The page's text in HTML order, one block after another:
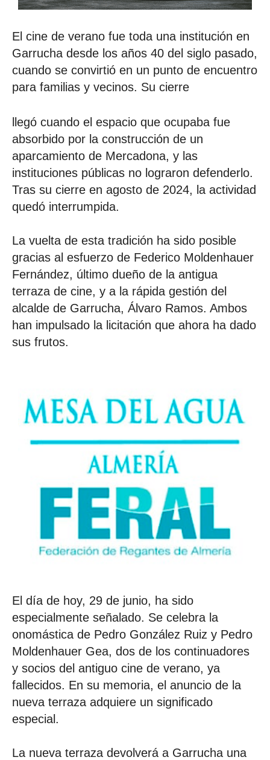
El cine de verano fue toda una institución en
Garrucha desde los años 40 del siglo pasado,
cuando se convirtió en un punto de encuentro
para familias y vecinos. Su cierre
llegó cuando el espacio que ocupaba fue
absorbido por la construcción de un
aparcamiento de Mercadona, y las
instituciones públicas no lograron defenderlo.
Tras su cierre en agosto de 2024, la actividad
quedó interrumpida.
La vuelta de esta tradición ha sido posible
gracias al esfuerzo de Federico Moldenhauer
Fernández, último dueño de la antigua
terraza de cine, y a la rápida gestión del
alcalde de Garrucha, Álvaro Ramos. Ambos
han impulsado la licitación que ahora ha dado
sus frutos.
El día de hoy, 29 de junio, ha sido
especialmente señalado. Se celebra la
onomástica de Pedro González Ruiz y Pedro
Moldenhauer Gea, dos de los continuadores
y socios del antiguo cine de verano, ya
fallecidos. En su memoria, el anuncio de la
nueva terraza adquiere un significado
especial.
La nueva terraza devolverá a Garrucha una